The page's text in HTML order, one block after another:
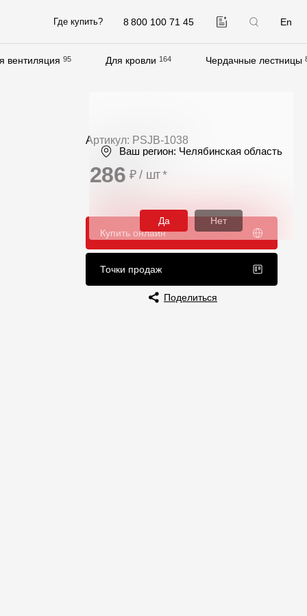
8 800 100 71 45 En
Где купить?
вентиляция 95 Для кровли 164 Чердачные лестницы
Качество фасадов
Отправка рекламации
Предложения по сотрудничеству
Вакансии
Артикул: PSJB-1038
286 ₽ / шт*
Купить онлайн
Точки продаж
Поделиться
Ваш регион: Челябинская область
Да Нет